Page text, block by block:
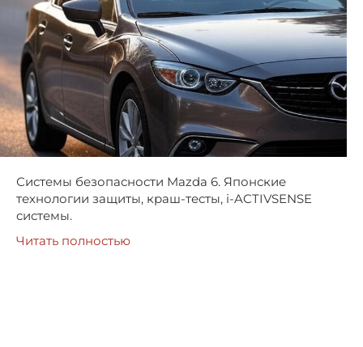
Системы безопасности Mazda 6. Японские
технологии защиты, краш-тесты, i-ACTIVSENSE
системы.
Читать полностью